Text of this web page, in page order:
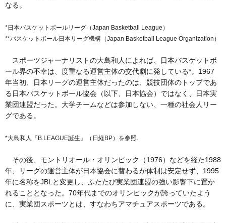
なる。
*日本バスケットボールリーグ（Japan Basketball League）
**バスケットボール日本リーグ機構（Japan Basketball League Organization）
スポーツジャーナリストの大島和人によれば、日本バスケットボ
ール界の不幸は、度重なる運営主体の交代劇に発している*。1967
年当初、日本リーグの運営主体だったのは、競技団体のトップであ
る日本バスケットボール協会（以下、日本協会）ではなく、日本実
業団連盟だった。大学チームなどは参加しない、一種の社会人リー
グである。
*大島和人『B.LEAGUE誕生』（日経BP）を参照.
その後、モントリオール・オリンピック（1976）などを経た1988
年、リーグの運営主体が日本協会に替わるが体制は安定せず、1995
年に名称をJBLと変更し、ふたたび実業団連盟の強い影響下に置か
れることとなった。70年代までのオリンピックが誇っていたよう
に、実業団スポーツとは、すなわちアマチュアスポーツである。